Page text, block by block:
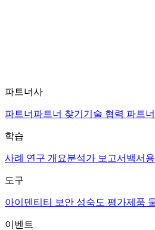
파트너사
파트너 파트너 찾기 기술 협력 파트
학습
사례 연구 개요분석가 보고서 백서
도구
아이덴티티 보안 성숙도 평가제품
이벤트